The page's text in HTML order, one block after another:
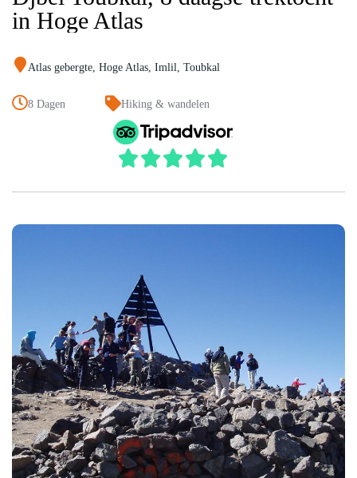
in Hoge Atlas
Atlas gebergte, Hoge Atlas, Imlil, Toubkal
8 Dagen Hiking & wandelen
